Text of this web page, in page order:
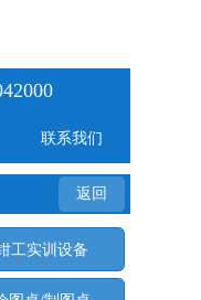
联系我们
返回
工实训设备